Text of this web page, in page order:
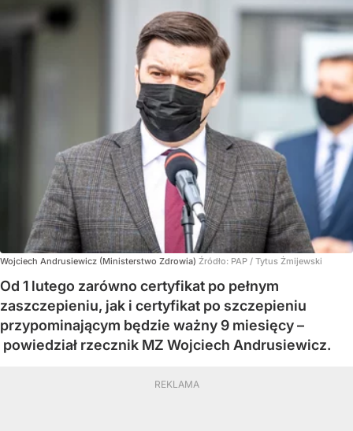
Wojciech Andrusiewicz (Ministerstwo Zdrowia) Źródło: PAP / Tytus Żmijewski
Od 1 lutego zarówno certyfikat po pełnym
zaszczepieniu, jak i certyfikat po szczepieniu
przypominającym będzie ważny 9 miesięcy –
powiedział rzecznik MZ Wojciech Andrusiewicz.